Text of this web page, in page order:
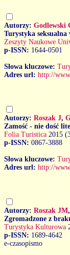
Autorzy: Godlewski
Turystyka seksualna
Zeszyty Naukowe
p-ISSN: 1644-0501
Słowa kluczowe:
Adres url: http://
Autorzy: Roszak J,
Zamość - nie dość
Folia Turistica 2015
p-ISSN: 0867-3888
Słowa kluczowe:
Adres url: http://
Autorzy: Roszak JM,
Zgromadzone z
Turystyka Kulturowa
p-ISSN: 1689-4642
e-czasopismo